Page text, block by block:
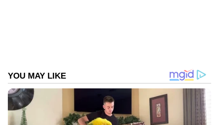
WDWeb Desk
Published : Sep 05 2022, 08:11 AM IST